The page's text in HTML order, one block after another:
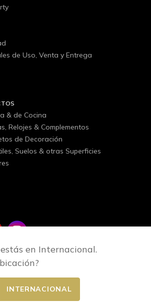
de Uso, Venta y Entrega
& de Cocina
Relojes & Complementos
de Decoración
Suelos & otras Superficies
en Internacional.
INTERNACIONAL